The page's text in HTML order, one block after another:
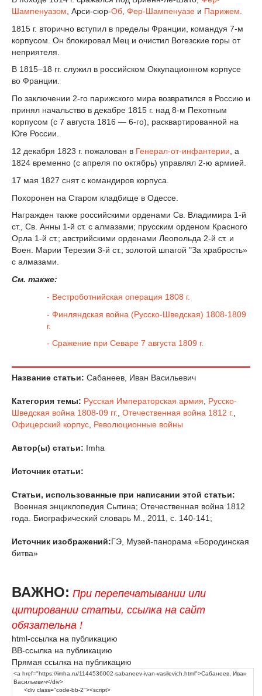
Шампенуазом , Арси-сюр-Об Фер-Шампенуазе и Парижем
1815 г. вторично вступил в пределы Франции, командуя 7-м
корпусом. Он блокировал Мец и очистил Вогезские горы от
неприятеля.
В 1815–18 гг. служил в российском Оккупационном корпусе
во Франции.
По заключении 2-го парижского мира возвратился в Россию и
принял начальство в декабре 1815 г. над 8-м Пехотным
корпусом (с 7 августа 1816 — 6-го), расквартированной на
Юге России.
12 декабря 1823 г. пожалован в Генерал-от-инфантерии , а
1824 временно (с апреля по октябрь) управлял 2-ю армией.
17 мая 1827 снят с командиров корпуса.
Похоронен на Старом кладбище в Одессе.
Награжден также российскими орденами Св. Владимира 1-й
ст., Св. Анны 1-й ст. с алмазами; прусским орденом Красного
Орла 1-й ст.; австрийскими орденами Леопольда 2-й ст. и
Воен. Марии Терезии 3-й ст.; золотой шпагой "За храбрость»
с алмазами.
См. также:
- Вестроботнийская операция 1808 г.
- Финляндская война (Русско-Шведская) 1808-1809
г.
- Сражение при Севаре 7 августа 1809 г.
Название статьи: Сабанеев, Иван Васильевич
Категория темы: Русская Императорская армия, Русско-
Шведская война 1808-09 гг., Отечественная война 1812 г.,
Офицерский корпус, Революционные войны
Автор(ы) статьи: Imha
Источник статьи:
Статьи, использованные при написании этой статьи:
Военная энциклопедия Сытина; Отечественная война 1812
года. Биографический словарь М., 2011, с. 140-141;
Источник изображений:ГЭ, Музей-панорама «Бородинская
битва»
ВАЖНО: При перепечатывании или
цитировании статьи, ссылка на сайт
обязательна !
html-ссылка на публикацию
BB-ссылка на публикацию
Прямая ссылка на публикацию